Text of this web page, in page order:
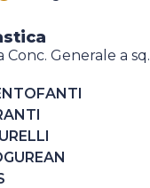
Conc. Generale a sq.